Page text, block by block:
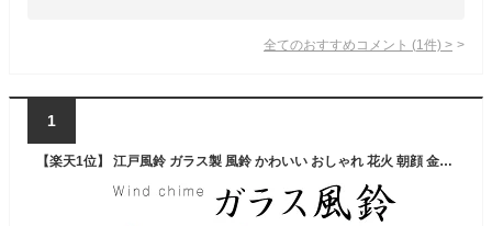
全てのおすすめコメント (1 件) >
1
【楽天1位】 江戸風鈴 ガラス製 風鈴 かわいい おしゃれ 花火 朝顔 金魚 誕生日 プレゼント ギフト